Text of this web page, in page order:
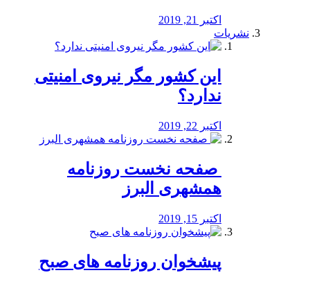
اکتبر 21, 2019
نشریات
این کشور مگر نیروی امنیتی
ندارد؟
اکتبر 22, 2019
️ صفحه نخست روزنامه‌
همشهری البرز
اکتبر 15, 2019
پیشخوان روزنامه های صبح